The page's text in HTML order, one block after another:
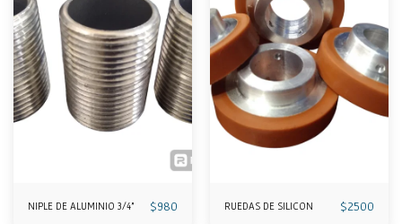
NIPLE DE ALUMINIO 3/4" $980 RUEDAS DE SILICON $2500